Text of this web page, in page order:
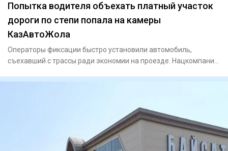
Попытка водителя объехать платный участок
дороги по степи попала на камеры
КазАвтоЖола
Операторы фиксации быстро установили автомобиль,
съехавший с трассы ради экономии на проезде. Нацкомпания